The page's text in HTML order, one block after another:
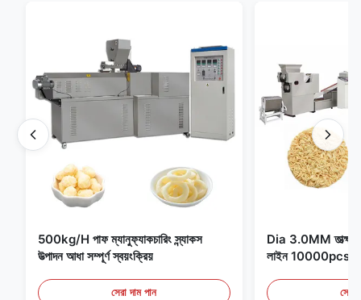
500kg/H পাফ ম্যানুফ্যাকচারিং স্ন্যাকস
উত্পাদন আধা সম্পূর্ণ স্বয়ংক্রিয়
সেরা দাম পান
Dia 3.0MM
লাইন 10000pcs/
সেরা